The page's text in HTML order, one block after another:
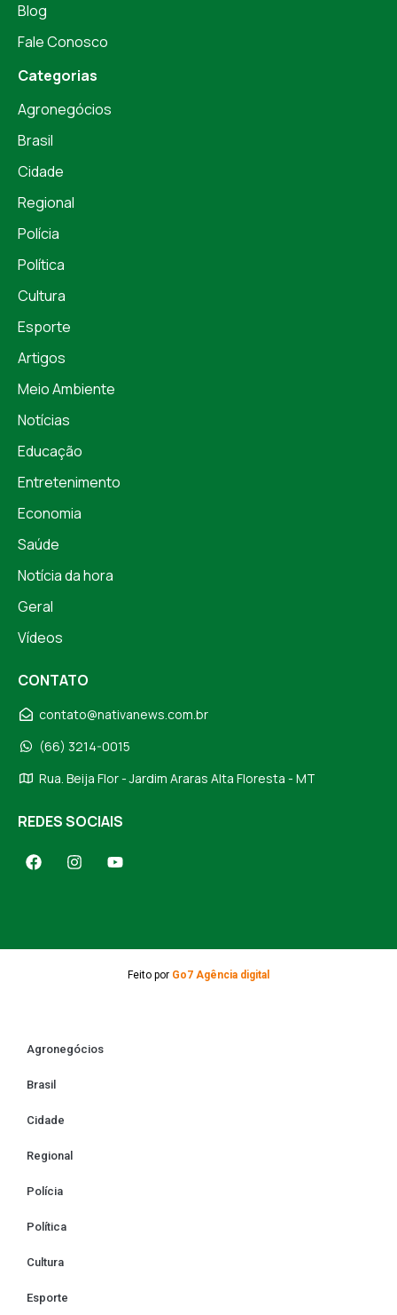
Blog
Fale Conosco
Categorias
Agronegócios
Brasil
Cidade
Regional
Polícia
Política
Cultura
Esporte
Artigos
Meio Ambiente
Notícias
Educação
Entretenimento
Economia
Saúde
Notícia da hora
Geral
Vídeos
CONTATO
contato@nativanews.com.br
(66) 3214-0015
Rua. Beija Flor - Jardim Araras Alta Floresta - MT
REDES SOCIAIS
Feito por Go7 Agência digital
Agronegócios
Brasil
Cidade
Regional
Polícia
Política
Cultura
Esporte